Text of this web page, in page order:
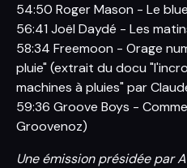
54:50 Roger Mason - Le
56:41 Joël Daydé - Les
58:34 Freemoon - Orage
pluie" (extrait du docu
machines à pluies" par
59:36 Groove Boys -
Groovenoz)
Une émission présidée par